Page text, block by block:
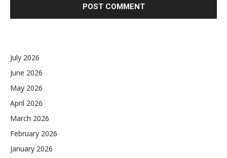
July 2026
June 2026
May 2026
April 2026
March 2026
February 2026
January 2026